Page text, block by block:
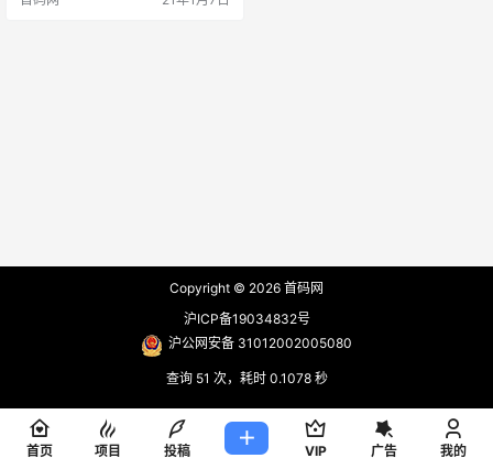
Copyright © 2026 首码网
沪ICP备19034832号
沪公网安备 31012002005080
查询 51 次，耗时 0.1078 秒
首页 项目 投稿 VIP 广告 我的